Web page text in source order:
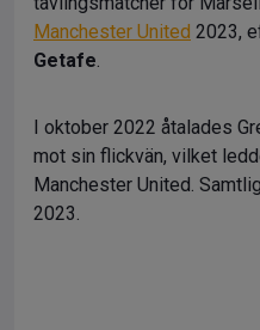
Manchester United 2023,
Getafe.
I oktober 2022 åtalades
mot sin flickvän, vilket
Manchester United.
2023.